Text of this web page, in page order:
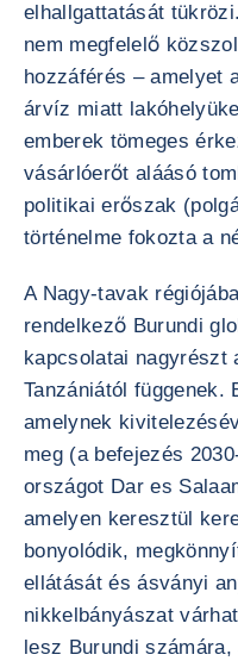
elhallgattatását
nem megfelelő
hozzáférés – amelyet
árvíz miatt
emberek tömeges
vásárlóerőt aláásó
politikai erőszak
történelme fokozta a
A Nagy-tavak
rendelkező Burundi
kapcsolatai nagyrészt
Tanzániától függenek.
amelynek
meg (a befejezés
országot Dar es
amelyen keresztül
bonyolódik,
ellátását és ásványi
nikkelbányászat
lesz Burundi